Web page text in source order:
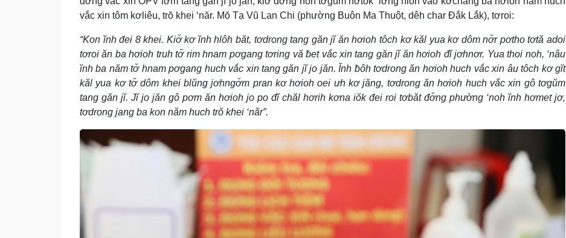
vắc xin tôm kơliêu, trŏ khei ‘năr. Mŏ Tạ Vũ Lan Chi (phường Buôn Ma Thuột, dêh char Đắk Lắk), tơroi:
“Kon ĭnh đei 8 khei. Kiơ̆ kơ ĭnh hlôh băt, tơdrong tang găn jĭ ăn hơioh tôch kơ kăl yua kơ dôm nơ̆r pơtho tơtă adoi
tơroi ăn ba hơioh truh tơ̆ rim hnam pơgang tơring vă ƀet vắc xin tang găn jĭ ăn hơioh đĭ jơhnơr. Yua thoi noh, ‘nâu
ĭnh ba năm tơ̆ hnam pơgang huch vắc xin tang găn jĭ jo jăn. Ĭnh ƀôh tơdrong ăn hơioh huch vắc xin âu tôch kơ gĭt
kăl yua kơ tơ̆ dôm khei blŭng jơhngơ̆m pran kơ hơioh oei ưh kơ jăng, tơdrong ăn hơioh huch vắc xin gô tơgŭm
tang găn jĭ. Jĭ jo jăn gô pơm ăn hơioh jo po đĭ chăl hơrih kơna iŏk đei roi tơbăt đơ̆ng phường ‘noh ĭnh hơmet jơ,
tơdrong jang ba kon năm huch trŏ khei ‘năr”.